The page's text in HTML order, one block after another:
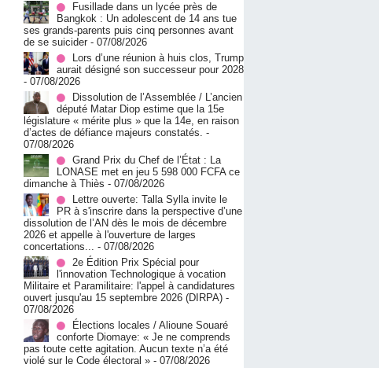
Fusillade dans un lycée près de
Bangkok : Un adolescent de 14 ans tue
ses grands-parents puis cinq personnes avant
de se suicider - 07/08/2026
Lors d’une réunion à huis clos, Trump
aurait désigné son successeur pour 2028
- 07/08/2026
Dissolution de l’Assemblée / L’ancien
député Matar Diop estime que la 15e
législature « mérite plus » que la 14e, en raison
d’actes de défiance majeurs constatés. -
07/08/2026
Grand Prix du Chef de l’État : La
LONASE met en jeu 5 598 000 FCFA ce
dimanche à Thiès - 07/08/2026
Lettre ouverte: Talla Sylla invite le
PR à s'inscrire dans la perspective d’une
dissolution de l’AN dès le mois de décembre
2026 et appelle à l'ouverture de larges
concertations... - 07/08/2026
2e Édition Prix Spécial pour
l'innovation Technologique à vocation
Militaire et Paramilitaire: l'appel à candidatures
ouvert jusqu'au 15 septembre 2026 (DIRPA) -
07/08/2026
Élections locales / Alioune Souaré
conforte Diomaye: « Je ne comprends
pas toute cette agitation. Aucun texte n’a été
violé sur le Code électoral » - 07/08/2026